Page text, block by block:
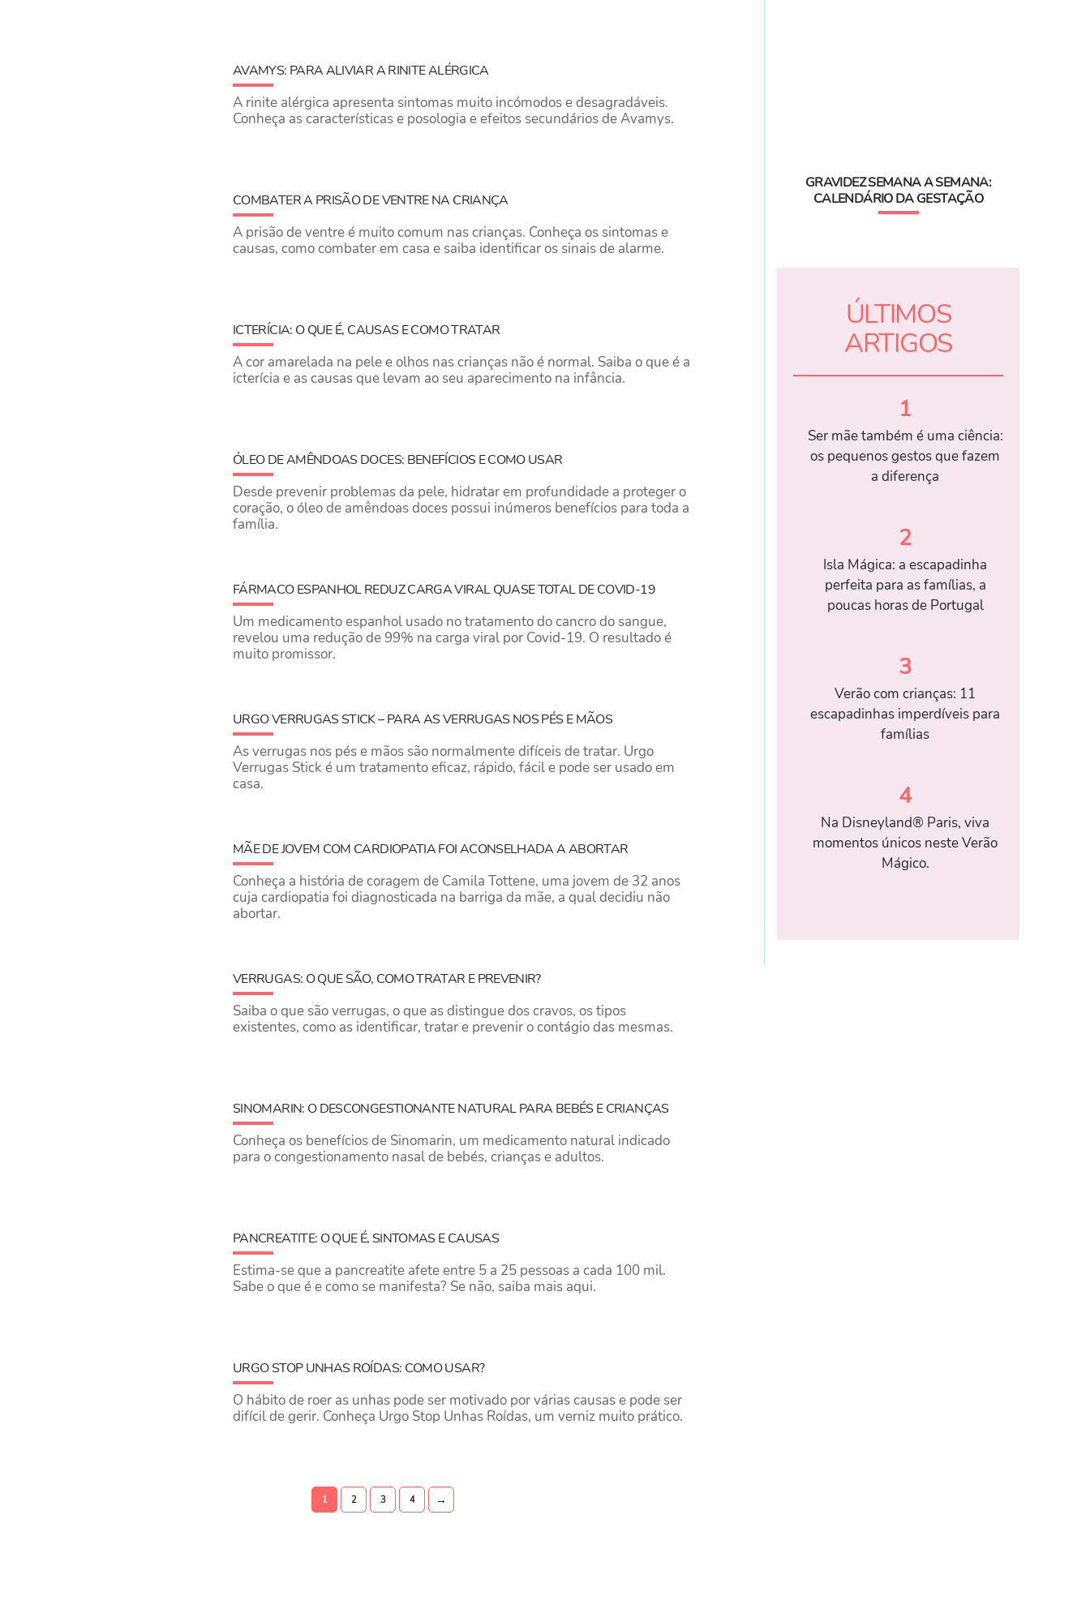
AVAMYS: PARA ALIVIAR A RINITE ALÉRGICA
A rinite alérgica apresenta sintomas muito incómodos e desagradáveis.
Conheça as características e posologia e efeitos secundários de Avamys.
COMBATER A PRISÃO DE VENTRE NA CRIANÇA
A prisão de ventre é muito comum nas crianças. Conheça os sintomas e
causas, como combater em casa e saiba identificar os sinais de alarme.
ICTERÍCIA: O QUE É, CAUSAS E COMO TRATAR
A cor amarelada na pele e olhos nas crianças não é normal. Saiba o que é a
icterícia e as causas que levam ao seu aparecimento na infância.
ÓLEO DE AMÊNDOAS DOCES: BENEFÍCIOS E COMO USAR
Desde prevenir problemas da pele, hidratar em profundidade a proteger o
coração, o óleo de amêndoas doces possui inúmeros benefícios para toda a
família.
FÁRMACO ESPANHOL REDUZ CARGA VIRAL QUASE TOTAL DE COVID-19
Um medicamento espanhol usado no tratamento do cancro do sangue,
revelou uma redução de 99% na carga viral por Covid-19. O resultado é
muito promissor.
URGO VERRUGAS STICK – PARA AS VERRUGAS NOS PÉS E MÃOS
As verrugas nos pés e mãos são normalmente difíceis de tratar. Urgo
Verrugas Stick é um tratamento eficaz, rápido, fácil e pode ser usado em
casa.
MÃE DE JOVEM COM CARDIOPATIA FOI ACONSELHADA A ABORTAR
Conheça a história de coragem de Camila Tottene, uma jovem de 32 anos
cuja cardiopatia foi diagnosticada na barriga da mãe, a qual decidiu não
abortar.
VERRUGAS: O QUE SÃO, COMO TRATAR E PREVENIR?
Saiba o que são verrugas, o que as distingue dos cravos, os tipos
existentes, como as identificar, tratar e prevenir o contágio das mesmas.
SINOMARIN: O DESCONGESTIONANTE NATURAL PARA BEBÉS E CRIANÇAS
Conheça os benefícios de Sinomarin, um medicamento natural indicado
para o congestionamento nasal de bebés, crianças e adultos.
PANCREATITE: O QUE É, SINTOMAS E CAUSAS
Estima-se que a pancreatite afete entre 5 a 25 pessoas a cada 100 mil.
Sabe o que é e como se manifesta? Se não, saiba mais aqui.
URGO STOP UNHAS ROÍDAS: COMO USAR?
O hábito de roer as unhas pode ser motivado por várias causas e pode ser
difícil de gerir. Conheça Urgo Stop Unhas Roídas, um verniz muito prático.
1 2 3 4 →
GRAVIDEZ SEMANA A SEMANA:
CALENDÁRIO DA GESTAÇÃO
ÚLTIMOS
ARTIGOS
1
Ser mãe também é uma ciência:
os pequenos gestos que fazem
a diferença
2
Isla Mágica: a escapadinha
perfeita para as famílias, a
poucas horas de Portugal
3
Verão com crianças: 11
escapadinhas imperdíveis para
famílias
4
Na Disneyland® Paris, viva
momentos únicos neste Verão
Mágico.